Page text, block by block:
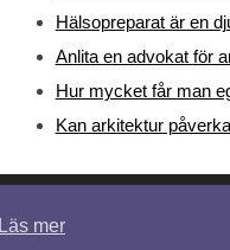
Läs mer
Hälsopreparat är en
Anlita en advokat för
Hur mycket får man
Kan arkitektur